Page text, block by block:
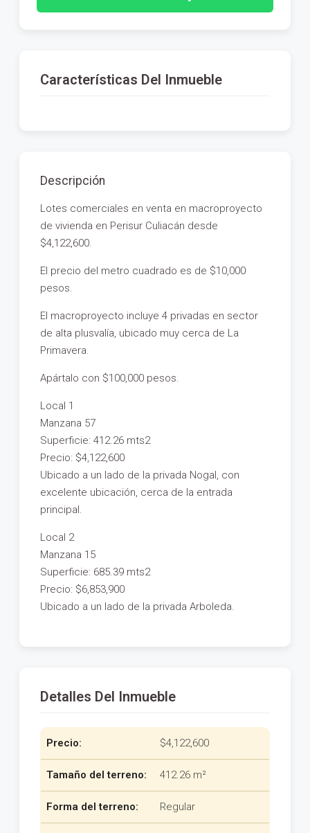
Características Del Inmueble
Descripción
Lotes comerciales en venta en macroproyecto
de vivienda en Perisur Culiacán desde
$4,122,600.
El precio del metro cuadrado es de $10,000
pesos.
El macroproyecto incluye 4 privadas en sector
de alta plusvalía, ubicado muy cerca de La
Primavera.
Apártalo con $100,000 pesos.
Local 1
Manzana 57
Superficie: 412.26 mts2
Precio: $4,122,600
Ubicado a un lado de la privada Nogal, con
excelente ubicación, cerca de la entrada
principal.
Local 2
Manzana 15
Superficie: 685.39 mts2
Precio: $6,853,900
Ubicado a un lado de la privada Arboleda.
Detalles Del Inmueble
Precio: $4,122,600
Tamaño del terreno: 412.26 m²
Forma del terreno: Regular